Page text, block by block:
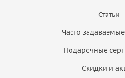
Статьи
Часто
Подарочные
Скидки и